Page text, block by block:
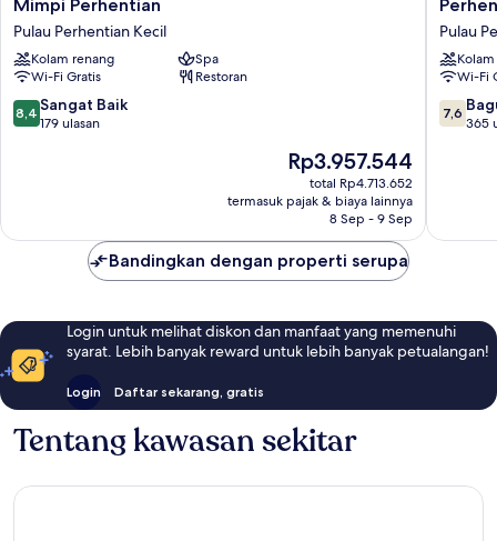
Perhentian
Pulau
Perhentian
Kecil
Mimpi Perhentian
Pulau Perhentian Kecil
Kolam renang
Spa
Wi-Fi Gratis
Restoran
8.4
dari
8,4 Sangat Baik
179 ulasan
Harga
sekarang
Rp3.957.544
Rp3.957.544
total Rp4.713.652
termasuk pajak & biaya lainnya
8 Sep - 9 Sep
Island
Resort
Pulau
Besar
Pulau
Wi-Fi
7.6
dari
7,6
365
Bandingkan dengan properti serupa
Login untuk melihat diskon dan manfaat yang memenuhi
syarat. Lebih banyak reward untuk lebih banyak petualangan!
Login Daftar sekarang, gratis
Tentang kawasan sekitar